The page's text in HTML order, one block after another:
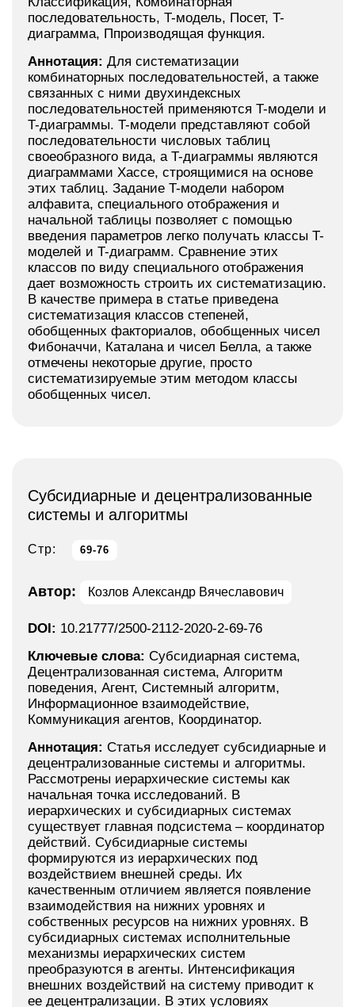
последовательность, T-модель, Посет, T-
диаграмма, Ппроизводящая функция.
Аннотация: Для систематизации
комбинаторных последовательностей, а также
связанных с ними двухиндексных
последовательностей применяются T-модели и
T-диаграммы. T-модели представляют собой
последовательности числовых таблиц
своеобразного вида, а T-диаграммы являются
диаграммами Хассе, строящимися на основе
этих таблиц. Задание T-модели набором
алфавита, специального отображения и
начальной таблицы позволяет с помощью
введения параметров легко получать классы T-
моделей и T-диаграмм. Сравнение этих
классов по виду специального отображения
дает возможность строить их систематизацию.
В качестве примера в статье приведена
систематизация классов степеней,
обобщенных факториалов, обобщенных чисел
Фибоначчи, Каталана и чисел Белла, а также
отмечены некоторые другие, просто
систематизируемые этим методом классы
обобщенных чисел.
Субсидиарные и децентрализованные
системы и алгоритмы
Стр: 69-76
Автор: Козлов Александр Вячеславович
DOI: 10.21777/2500-2112-2020-2-69-76
Ключевые слова: Субсидиарная система,
Децентрализованная система, Алгоритм
поведения, Агент, Системный алгоритм,
Информационное взаимодействие,
Коммуникация агентов, Координатор.
Аннотация: Статья исследует субсидиарные и
децентрализованные системы и алгоритмы.
Рассмотрены иерархические системы как
начальная точка исследований. В
иерархических и субсидиарных системах
существует главная подсистема – координатор
действий. Субсидиарные системы
формируются из иерархических под
воздействием внешней среды. Их
качественным отличием является появление
взаимодействия на нижних уровнях и
собственных ресурсов на нижних уровнях. В
субсидиарных системах исполнительные
механизмы иерархических систем
преобразуются в агенты. Интенсификация
внешних воздействий на систему приводит к
ее децентрализации. В этих условиях